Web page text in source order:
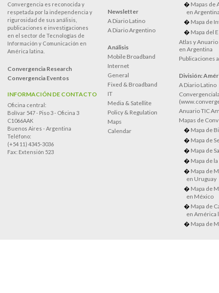
Convergencia es reconocida y
respetada por la independencia y
rigurosidad de sus análisis,
publicaciones e investigaciones
en el sector de Tecnologías de
Información y Comunicación en
América latina.
Convergencia Research
Convergencia Eventos
INFORMACIÓN DE CONTACTO
Oficina central:
Bolívar 547 - Piso 3 - Oficina 3
C1066AAK
Buenos Aires - Argentina
Teléfono:
(+54 11) 4345-3036
Fax: Extensión 523
Newsletter
A Diario Latino
A Diario Argentino
Análisis
Mobile Broadband
Internet
General
Fixed & Broadband
IT
Media & Satellite
Policy & Regulation
Maps
Calendar
Mapas de
en
Mapa de
Mapa del
Atlas y
en Argentina
Publicaciones
División:
A Diario Latino
Anuario TIC
Mapas de
Mapa de
Mapa de
Mapa de
Mapa de
Mapa de
en Uruguay
Mapa de
en México
Mapa de
en América
Mapa de